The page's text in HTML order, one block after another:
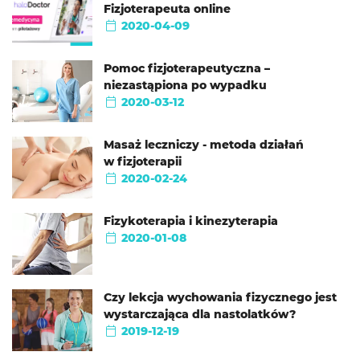
Fizjoterapeuta online
2020-04-09
Pomoc fizjoterapeutyczna –
niezastąpiona po wypadku
2020-03-12
Masaż leczniczy - metoda działań
w fizjoterapii
2020-02-24
Fizykoterapia i kinezyterapia
2020-01-08
Czy lekcja wychowania fizycznego jest
wystarczająca dla nastolatków?
2019-12-19